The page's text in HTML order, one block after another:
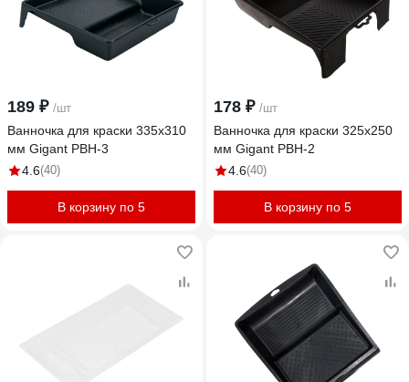
189 ₽ /шт
Ванночка для краски 335х310
мм Gigant PBH-3
4.6(40)
В корзину по 5
178 ₽ /шт
Ванночка для краски 325х250
мм Gigant PBH-2
4.6(40)
В корзину по 5